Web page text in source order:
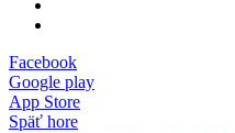
Facebook
Google play
App Store
Späť hore